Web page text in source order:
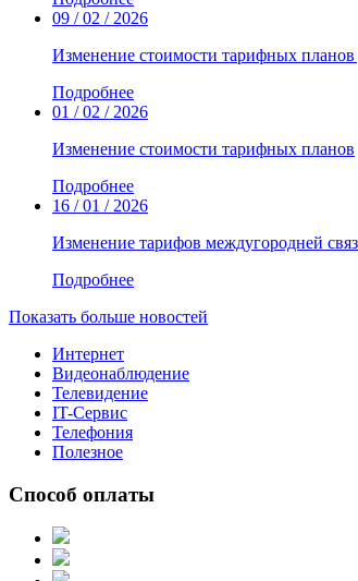
09 / 02 / 2026
Изменение стоимости тарифных
Подробнее
01 / 02 / 2026
Изменение стоимости тарифных планов
Подробнее
16 / 01 / 2026
Изменение тарифов междугородней
Подробнее
Показать больше новостей
Интернет
Видеонаблюдение
Телевидение
IT-Сервис
Телефония
Полезное
Способ оплаты